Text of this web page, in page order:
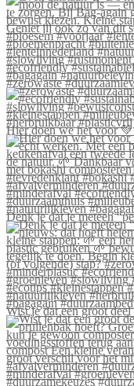
#zerowaste
Hier doen we het voor
Denk je dat je meteen
Wist je dat een groot